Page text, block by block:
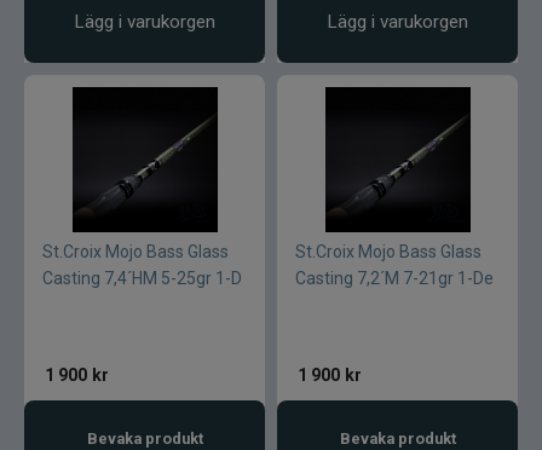
Lägg i varukorgen Lägg i varukorgen
St.Croix Mojo Bass Glass
Casting 7,4´HM 5-25gr 1-D
1 900 kr
Bevaka produkt
St.Croix Mojo Bass Glass
Casting 7,2´M 7-21gr 1-De
1 900 kr
Bevaka produkt